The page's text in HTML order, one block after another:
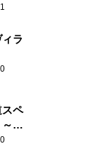
ラ
ペ
被
ク